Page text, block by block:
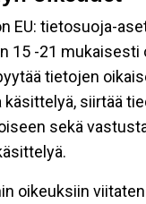
EU: tietosuoja-
15 -21 mukaisesti
tietojen
käsittelyä, siirtää
sekä
oikeuksiin